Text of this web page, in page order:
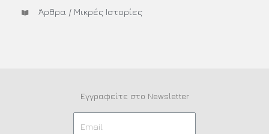
Άρθρα / Μικρές Ιστορίες
Εγγραφείτε στο Newsletter